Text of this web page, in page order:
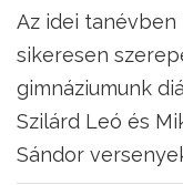
Az idei tanévben
sikeresen
gimnáziumunk
Szilárd Leó és
Sándor